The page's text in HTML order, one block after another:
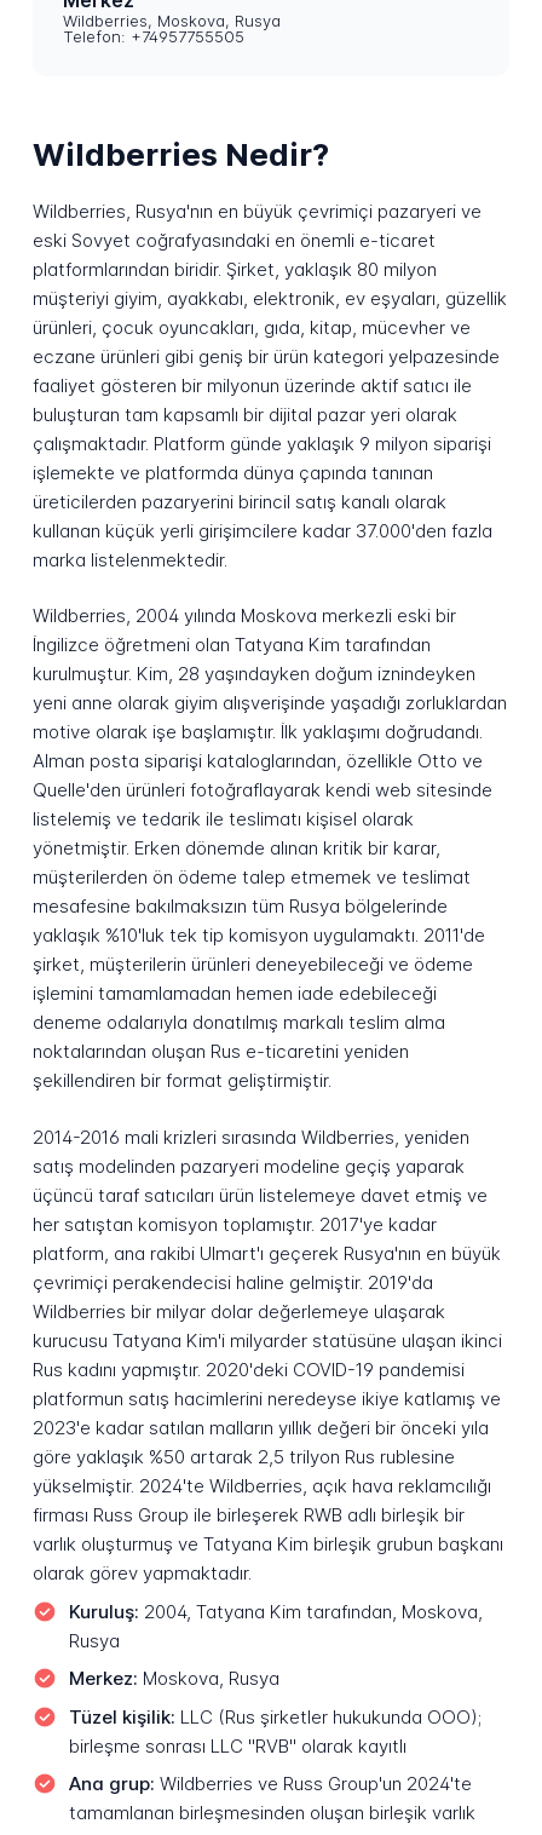
Wildberries, Moskova, Rusya
Telefon: +74957755505
Wildberries Nedir?
Wildberries, Rusya'nın en büyük çevrimiçi pazaryeri ve
eski Sovyet coğrafyasındaki en önemli e-ticaret
platformlarından biridir. Şirket, yaklaşık 80 milyon
müşteriyi giyim, ayakkabı, elektronik, ev eşyaları, güzellik
ürünleri, çocuk oyuncakları, gıda, kitap, mücevher ve
eczane ürünleri gibi geniş bir ürün kategori yelpazesinde
faaliyet gösteren bir milyonun üzerinde aktif satıcı ile
buluşturan tam kapsamlı bir dijital pazar yeri olarak
çalışmaktadır. Platform günde yaklaşık 9 milyon siparişi
işlemekte ve platformda dünya çapında tanınan
üreticilerden pazaryerini birincil satış kanalı olarak
kullanan küçük yerli girişimcilere kadar 37.000'den fazla
marka listelenmektedir.
Wildberries, 2004 yılında Moskova merkezli eski bir
İngilizce öğretmeni olan Tatyana Kim tarafından
kurulmuştur. Kim, 28 yaşındayken doğum iznindeyken
yeni anne olarak giyim alışverişinde yaşadığı zorluklardan
motive olarak işe başlamıştır. İlk yaklaşımı doğrudandı.
Alman posta siparişi kataloglarından, özellikle Otto ve
Quelle'den ürünleri fotoğraflayarak kendi web sitesinde
listelemiş ve tedarik ile teslimatı kişisel olarak
yönetmiştir. Erken dönemde alınan kritik bir karar,
müşterilerden ön ödeme talep etmemek ve teslimat
mesafesine bakılmaksızın tüm Rusya bölgelerinde
yaklaşık %10'luk tek tip komisyon uygulamaktı. 2011'de
şirket, müşterilerin ürünleri deneyebileceği ve ödeme
işlemini tamamlamadan hemen iade edebileceği
deneme odalarıyla donatılmış markalı teslim alma
noktalarından oluşan Rus e-ticaretini yeniden
şekillendiren bir format geliştirmiştir.
2014-2016 mali krizleri sırasında Wildberries, yeniden
satış modelinden pazaryeri modeline geçiş yaparak
üçüncü taraf satıcıları ürün listelemeye davet etmiş ve
her satıştan komisyon toplamıştır. 2017'ye kadar
platform, ana rakibi Ulmart'ı geçerek Rusya'nın en büyük
çevrimiçi perakendecisi haline gelmiştir. 2019'da
Wildberries bir milyar dolar değerlemeye ulaşarak
kurucusu Tatyana Kim'i milyarder statüsüne ulaşan ikinci
Rus kadını yapmıştır. 2020'deki COVID-19 pandemisi
platformun satış hacimlerini neredeyse ikiye katlamış ve
2023'e kadar satılan malların yıllık değeri bir önceki yıla
göre yaklaşık %50 artarak 2,5 trilyon Rus rublesine
yükselmiştir. 2024'te Wildberries, açık hava reklamcılığı
firması Russ Group ile birleşerek RWB adlı birleşik bir
varlık oluşturmuş ve Tatyana Kim birleşik grubun başkanı
olarak görev yapmaktadır.
Kuruluş: 2004, Tatyana Kim tarafından, Moskova,
Rusya
Merkez: Moskova, Rusya
Tüzel kişilik: LLC (Rus şirketler hukukunda OOO);
birleşme sonrası LLC "RVB" olarak kayıtlı
Ana grup: Wildberries ve Russ Group'un 2024'te
tamamlanan birleşmesinden oluşan birleşik varlık